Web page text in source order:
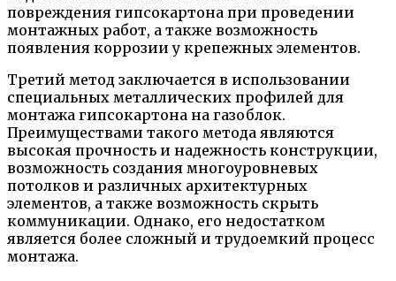
повреждения гипсокартона при проведении
монтажных работ, а также возможность
появления коррозии у крепежных элементов.
Третий метод заключается в использовании
специальных металлических профилей для
монтажа гипсокартона на газоблок.
Преимуществами такого метода являются
высокая прочность и надежность конструкции,
возможность создания многоуровневых
потолков и различных архитектурных
элементов, а также возможность скрыть
коммуникации. Однако, его недостатком
является более сложный и трудоемкий процесс
монтажа.